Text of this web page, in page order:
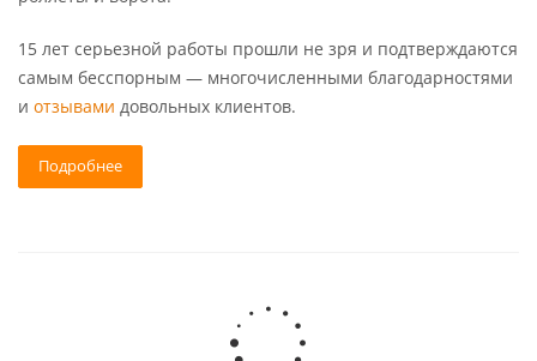
15 лет серьезной работы прошли не зря и подтверждаются
самым бесспорным — многочисленными благодарностями
и отзывами довольных клиентов.
Подробнее